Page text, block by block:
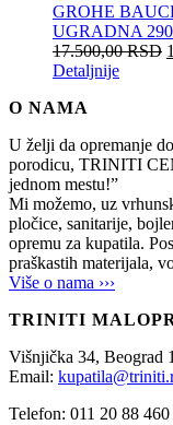
GROHE
UGRADNA
17.500,00RSD
Detaljnije
O NAMA
U želji da opremanje
porodicu, TRINITI
jednom mestu!”
Mi možemo, uz
pločice, sanitarije,
opremu za kupatila.
praškastih materijala,
Više o nama ›››
TRINITI
Višnjička 34, Beograd
Email:
Telefon: 011 20 88 460